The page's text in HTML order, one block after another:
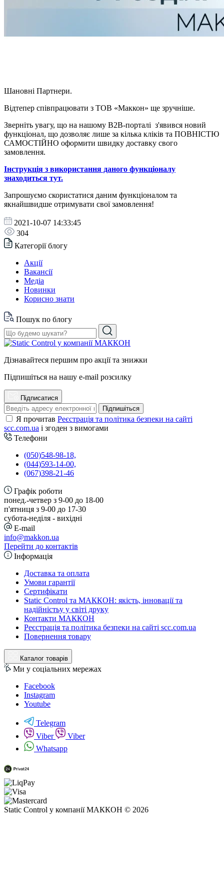
Шановні Партнери.
Відтепер співпрацювати з ТОВ «Маккон» ще зручніше.
Зверніть увагу, що на нашому В2В-порталі з'явився новий
функціонал, що дозволяє лише за кілька кліків та ПОВНІСТЮ
САМОСТІЙНО оформити швидку доставку свого
замовлення.
Інструкція з використання даного функціоналу
знаходиться тут.
Запрошуємо скористатися даним функціоналом та
якнайшвидше отримувати свої замовлення!
2021-10-07 14:33:45
304
Категорії блогу
Акції
Вакансії
Медіа
Новинки
Корисно знати
Пошук по блогу
Дізнавайтеся першим про акції та знижки
Підпишіться на нашу e-mail розсилку
Підписатися
Підпишіться
Я прочитав Реєстрація та політика безпеки на сайті
scc.com.ua і згоден з вимогами
Телефони
(050)548-98-18,
(044)593-14-00,
(067)398-21-46
Графік роботи
понед.-четвер з 9-00 до 18-00
п'ятниця з 9-00 до 17-30
cубота-неділя - вихідні
E-mail
info@makkon.ua
Перейти до контактів
Інформація
Доставка та оплата
Умови гарантії
Сертифікати
Static Control та МАККОН: якість, інновації та
надійністьу у світі друку
Контакти МАККОН
Реєстрація та політика безпеки на сайті scc.com.ua
Повернення товару
Каталог товарів
Ми у соціальних мережах
Facebook
Instagram
Youtube
Telegram
Viber
Viber
Whatsapp
Static Control у компанії МАККОН © 2026